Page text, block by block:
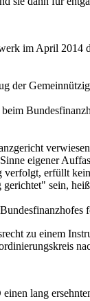
im April 2014
der
eigener
erfüllt
sein,
zu einem
lang